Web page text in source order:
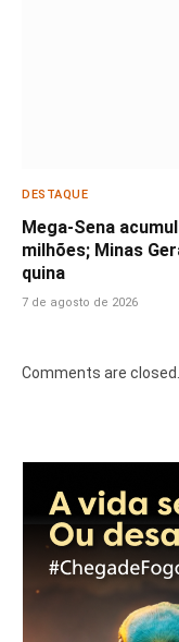
DESTAQUE
Mega-Sena
milhões; Minas
quina
7 de agosto de 2026
Comments are closed.